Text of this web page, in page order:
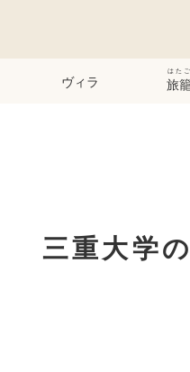
ヴィラ 旅籠
はたご
三重大学